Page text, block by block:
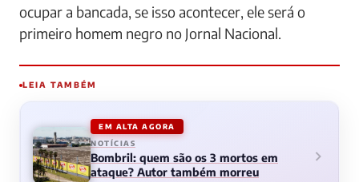
ocupar a bancada, se isso acontecer, ele será o
primeiro homem negro no Jornal Nacional.
LEIA TAMBÉM
EM ALTA AGORA
NOTÍCIAS
Bombril: quem são os 3 mortos em
ataque? Autor também morreu